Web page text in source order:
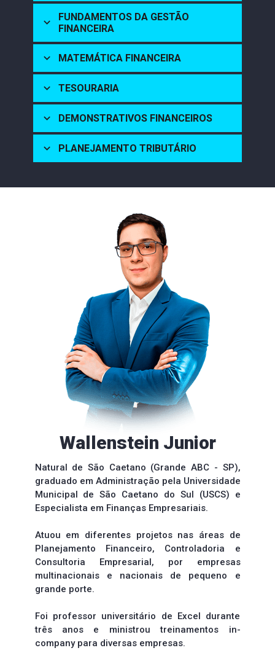
FUNDAMENTOS DA GESTÃO
FINANCEIRA
MATEMÁTICA FINANCEIRA
TESOURARIA
DEMONSTRATIVOS FINANCEIROS
PLANEJAMENTO TRIBUTÁRIO
Wallenstein Junior
Natural de São Caetano (Grande ABC - SP),
graduado em Administração pela Universidade
Municipal de São Caetano do Sul (USCS) e
Especialista em Finanças Empresariais.
Atuou em diferentes projetos nas áreas de
Planejamento Financeiro, Controladoria e
Consultoria Empresarial, por empresas
multinacionais e nacionais de pequeno e
grande porte.
Foi professor universitário de Excel durante
três anos e ministrou treinamentos in-
company para diversas empresas.